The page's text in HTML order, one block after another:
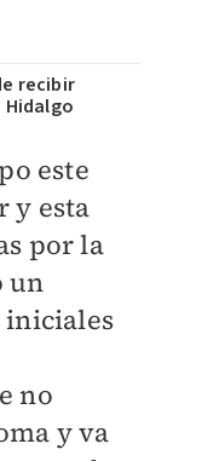
recibir
este
y esta
por la
un
iniciales
no
y va